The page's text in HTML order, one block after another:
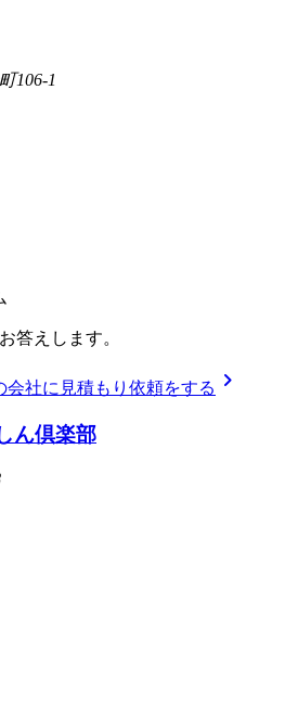
106-1
答えします。
会社に見積もり依頼をする chevron_right
ん倶楽部